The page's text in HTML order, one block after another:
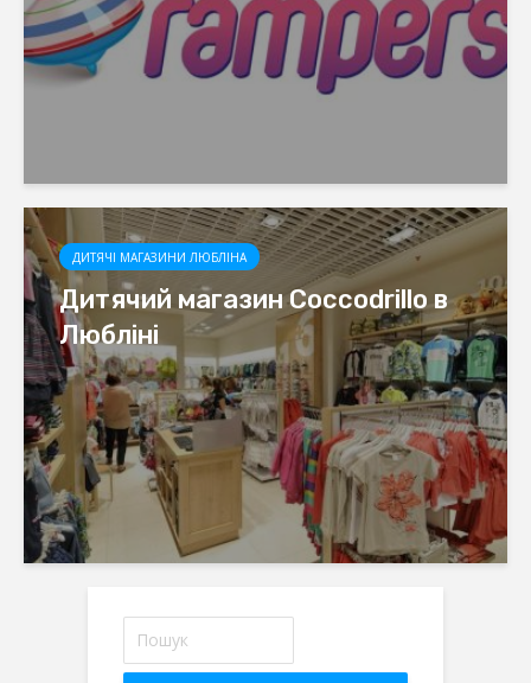
ДИТЯЧІ МАГАЗИНИ ЛЮБЛІНА
Дитячий магазин Coccodrillo в
Любліні